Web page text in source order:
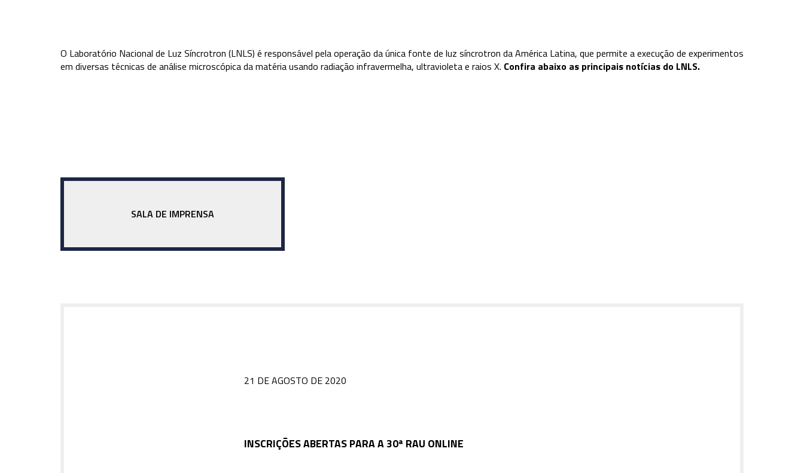
O Laboratório Nacional de Luz Síncrotron (LNLS) é responsável pela operação da única fonte de luz síncrotron da América Latina, que permite a execução de experimentos
em diversas técnicas de análise microscópica da matéria usando radiação infravermelha, ultravioleta e raios X. Confira abaixo as principais notícias do LNLS.
SALA DE IMPRENSA
21 DE AGOSTO DE 2020
INSCRIÇÕES ABERTAS PARA A 30ª RAU ONLINE